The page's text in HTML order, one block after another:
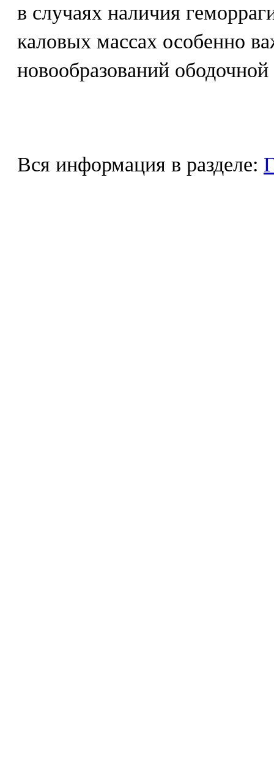
в случаях наличия
каловых массах особенно
новообразований
Вся информация в разделе: